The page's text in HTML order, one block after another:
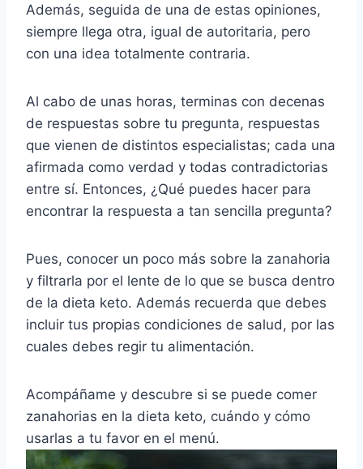
Además, seguida de una de estas opiniones,
siempre llega otra, igual de autoritaria, pero
con una idea totalmente contraria.
Al cabo de unas horas, terminas con decenas
de respuestas sobre tu pregunta, respuestas
que vienen de distintos especialistas; cada una
afirmada como verdad y todas contradictorias
entre sí. Entonces, ¿Qué puedes hacer para
encontrar la respuesta a tan sencilla pregunta?
Pues, conocer un poco más sobre la zanahoria
y filtrarla por el lente de lo que se busca dentro
de la dieta keto. Además recuerda que debes
incluir tus propias condiciones de salud, por las
cuales debes regir tu alimentación.
Acompáñame y descubre si se puede comer
zanahorias en la dieta keto, cuándo y cómo
usarlas a tu favor en el menú.